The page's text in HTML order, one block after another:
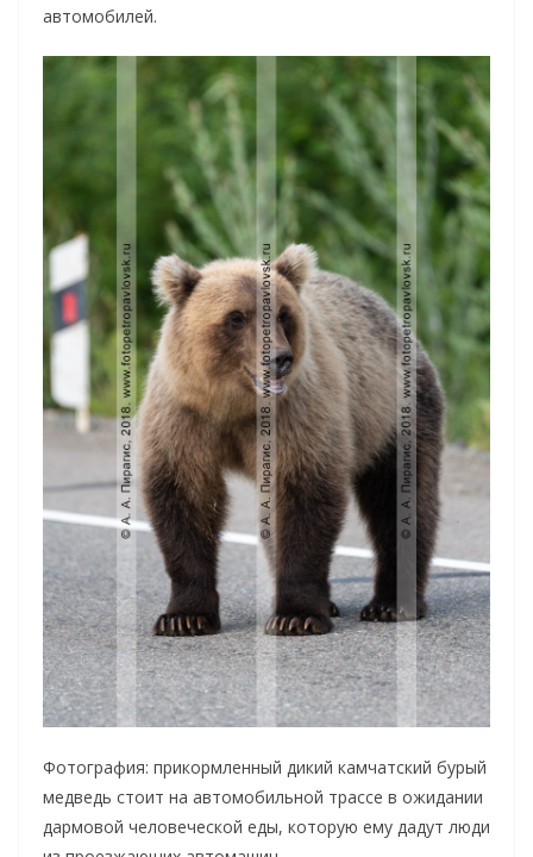
автомобилей.
Фотография: прикормленный дикий камчатский бурый
медведь стоит на автомобильной трассе в ожидании
дармовой человеческой еды, которую ему дадут люди